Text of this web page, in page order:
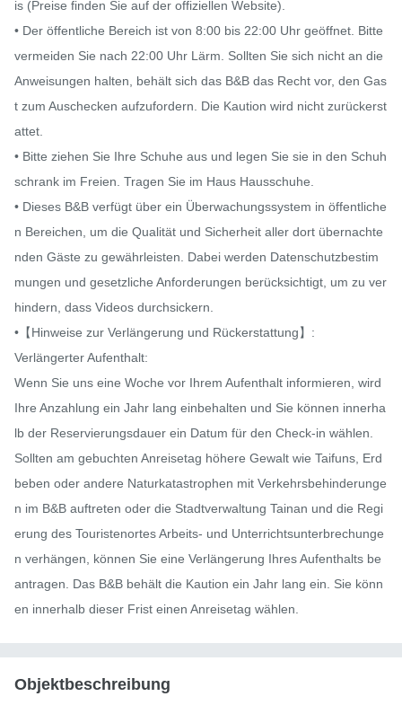
is (Preise finden Sie auf der offiziellen Website).
• Der öffentliche Bereich ist von 8:00 bis 22:00 Uhr geöffnet. Bitte
vermeiden Sie nach 22:00 Uhr Lärm. Sollten Sie sich nicht an die
Anweisungen halten, behält sich das B&B das Recht vor, den Gas
t zum Auschecken aufzufordern. Die Kaution wird nicht zurückerst
attet.
• Bitte ziehen Sie Ihre Schuhe aus und legen Sie sie in den Schuh
schrank im Freien. Tragen Sie im Haus Hausschuhe.
• Dieses B&B verfügt über ein Überwachungssystem in öffentliche
n Bereichen, um die Qualität und Sicherheit aller dort übernachte
nden Gäste zu gewährleisten. Dabei werden Datenschutzbestim
mungen und gesetzliche Anforderungen berücksichtigt, um zu ver
hindern, dass Videos durchsickern.
•【Hinweise zur Verlängerung und Rückerstattung】:
Verlängerter Aufenthalt:
Wenn Sie uns eine Woche vor Ihrem Aufenthalt informieren, wird
Ihre Anzahlung ein Jahr lang einbehalten und Sie können innerha
lb der Reservierungsdauer ein Datum für den Check-in wählen.
Sollten am gebuchten Anreisetag höhere Gewalt wie Taifuns, Erd
beben oder andere Naturkatastrophen mit Verkehrsbehinderunge
n im B&B auftreten oder die Stadtverwaltung Tainan und die Regi
erung des Touristenortes Arbeits- und Unterrichtsunterbrechunge
n verhängen, können Sie eine Verlängerung Ihres Aufenthalts be
antragen. Das B&B behält die Kaution ein Jahr lang ein. Sie könn
en innerhalb dieser Frist einen Anreisetag wählen.
Objektbeschreibung